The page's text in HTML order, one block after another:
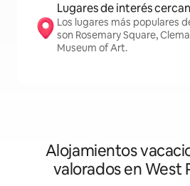
Lugares de interés
Los lugares más populares
son Rosemary Square,
Museum of Art.
Alojamientos
valorados en West